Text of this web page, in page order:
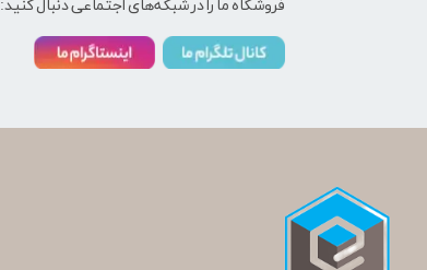
فروشگاه ما را در شبکه‌های اجتماعی دنبال کنید: